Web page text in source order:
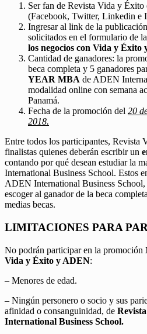
Ser fan de Revista Vida y Éxito
(Facebook, Twitter, Linkedin e
Ingresar al link de la
solicitados en el formulario de la
los negocios con Vida y Éxito
Cantidad de ganadores: la
beca completa y 5 ganadores
YEAR MBA de ADEN
modalidad online con semana
Panamá.
Fecha de la promoción del 20
2018.
Entre todos los participantes, Revista
finalistas quienes deberán escribir un
contando por qué desean estudiar la
International Business School. Estos
ADEN International Business School,
escoger al ganador de la beca
medias becas.
LIMITACIONES PARA
No podrán participar en la promoción
Vida y Éxito y ADEN:
– Menores de edad.
– Ningún personero o socio y sus
afinidad o consanguinidad, de
International Business School.